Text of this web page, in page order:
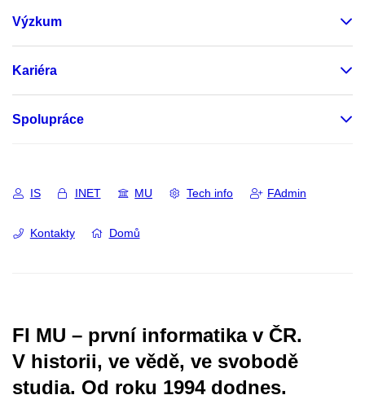
Výzkum
Kariéra
Spolupráce
IS INET MU Tech info FAdmin
Kontakty Domů
FI MU – první informatika v ČR.
V historii, ve vědě, ve svobodě
studia. Od roku 1994 dodnes.